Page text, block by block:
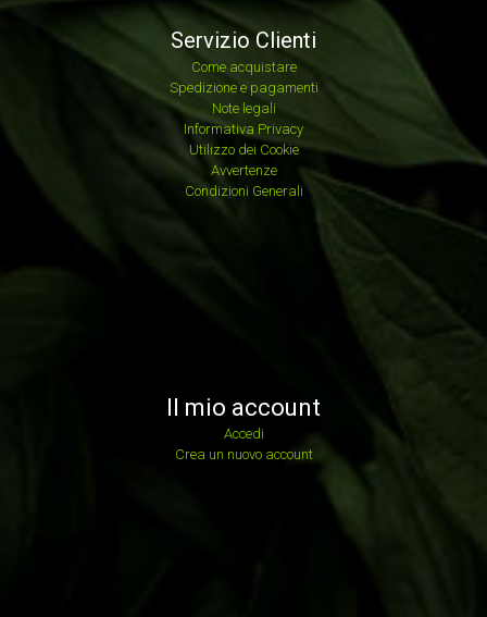
Servizio Clienti
Come acquistare
Spedizione e pagamenti
Note legali
Informativa Privacy
Utilizzo dei Cookie
Avvertenze
Condizioni Generali
Il mio account
Accedi
Crea un nuovo account